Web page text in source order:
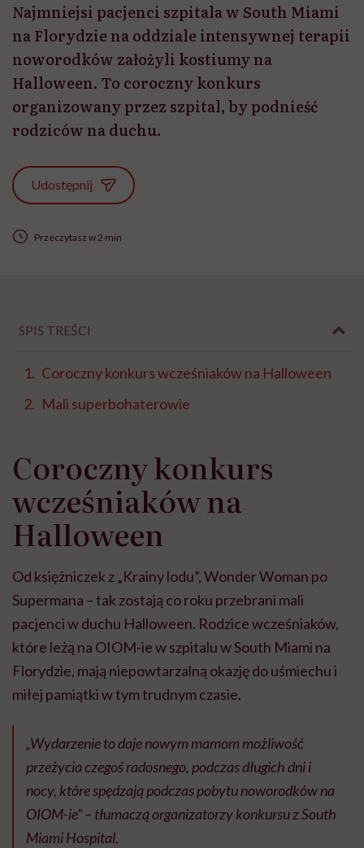
Najmniejsi pacjenci szpitala w South Miami
na Florydzie na oddziale intensywnej terapii
noworodków założyli kostiumy na
Halloween. To coroczny konkurs
organizowany przez szpital, by podnieść
rodziców na duchu.
Udostępnij
Przeczytasz w 2 min
SPIS TREŚCI
Coroczny konkurs wcześniaków na Halloween
Mali superbohaterowie
Coroczny konkurs
wcześniaków na
Halloween
Od księżniczek z „Krainy lodu”, Wonder Woman po
Supermana – tak zostają co roku przebrani mali
pacjenci w duchu Halloween. Rodzice wcześniaków,
które leżą na OIOM-ie w szpitalu w South Miami na
Florydzie, mają niepowtarzalną okazję do uśmiechu i
miłej pamiątki w tym trudnym czasie.
„Wydarzenie to daje nowym mamom możliwość
przeżycia czegoś radosnego, podczas długich dni i
nocy, które spędzają podczas pobytu noworodków na
OIOM-ie” – tłumaczą organizatorzy konkursu z South
Miami Hospital.